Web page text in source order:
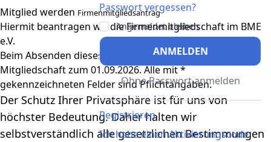
Passwort vergessen?
Angemeldet bleiben
ANMELDEN
Ohne Passwort anmelden
Registrieren
Ich habe einen Aktivierungscode
Mitglied werden Firmenmitgliedsantrag
Hiermit beantragen wir die Firmenmitgliedschaft im BME
e.V.
Beim Absenden dieses Formulars beginnt Ihre
Mitgliedschaft zum 01.09.2026. Alle mit *
gekennzeichneten Felder sind Pflichtangaben.
Der Schutz Ihrer Privatsphäre ist für uns von
höchster Bedeutung. Daher halten wir
selbstverständlich alle gesetzlichen Bestimmungen